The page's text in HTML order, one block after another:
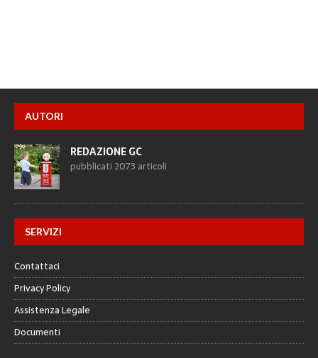
AUTORI
REDAZIONE GC
pubblicati 2073 articoli
SERVIZI
Contattaci
Privacy Policy
Assistenza Legale
Documenti